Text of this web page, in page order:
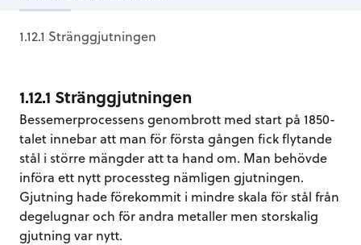
1.12.1 Stränggjutningen
1.12.1 Stränggjutningen
Bessemerprocessens genombrott med start på 1850-
talet innebar att man för första gången fick flytande
stål i större mängder att ta hand om. Man behövde
införa ett nytt processteg nämligen gjutningen.
Gjutning hade förekommit i mindre skala för stål från
degelugnar och för andra metaller men storskalig
gjutning var nytt.